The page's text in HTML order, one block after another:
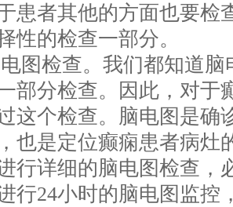
患者其他的方面也要检
性的检查一部分。
图检查。我们都知道
部分检查。因此，对于
这个检查。脑电图是确
也是定位癫痫患者病灶
行详细的脑电图检查，
行24小时的脑电图监控